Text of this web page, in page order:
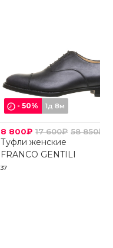
-50% 1д 8м
8 800₽ 17 600₽ 58 850₽
Туфли женские
FRANCO GENTILI
37